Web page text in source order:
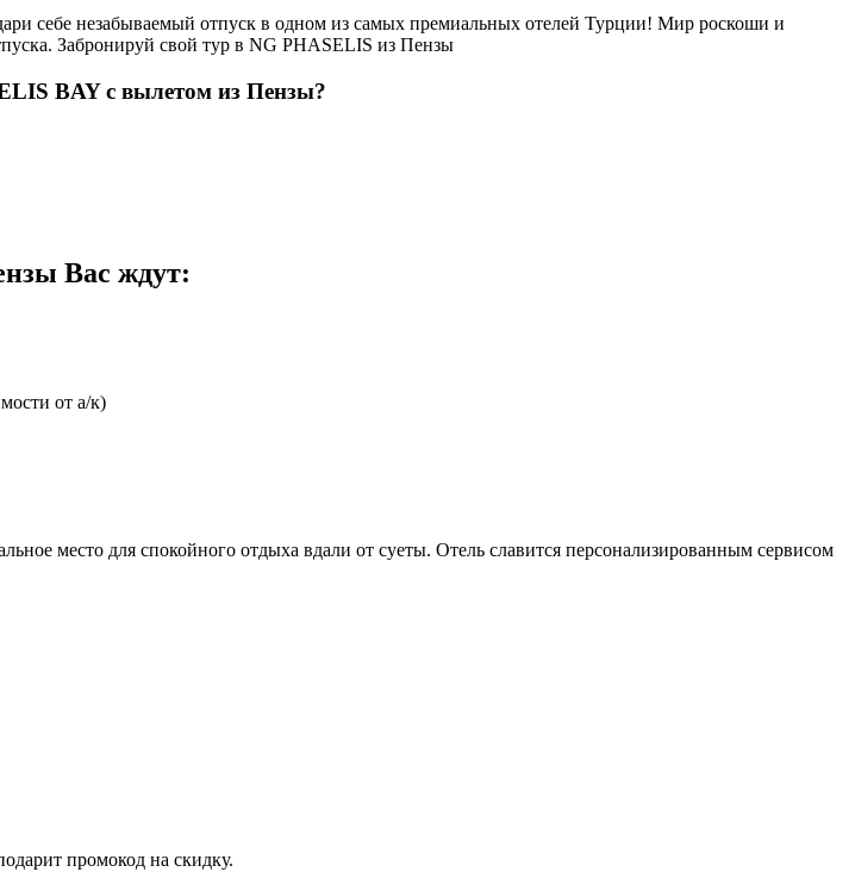
себе незабываемый отпуск в одном из самых премиальных отелей Турции! Мир роскоши и
Забронируй свой тур в NG PHASELIS из Пензы
BAY с вылетом из Пензы?
Вас ждут:
от а/к)
место для спокойного отдыха вдали от суеты. Отель славится персонализированным сервисом
промокод на скидку.